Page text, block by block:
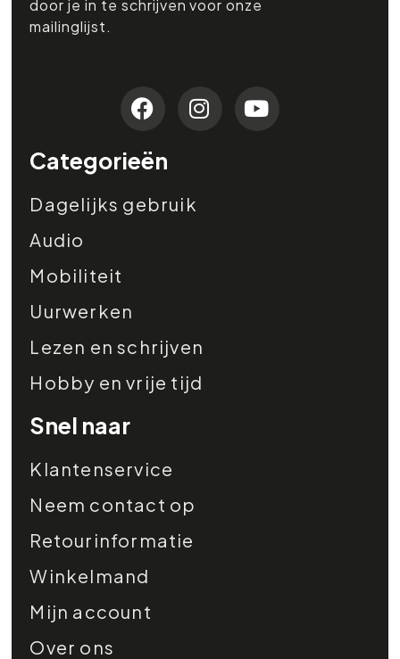
door je in te schrijven voor onze
mailinglijst.
Categorieën
Dagelijks gebruik
Audio
Mobiliteit
Uurwerken
Lezen en schrijven
Hobby en vrije tijd
Snel naar
Klantenservice
Neem contact op
Retourinformatie
Winkelmand
Mijn account
Over ons